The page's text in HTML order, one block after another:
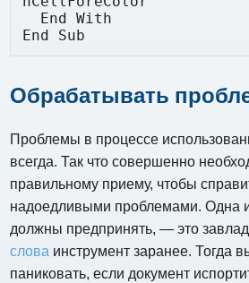
End Sub
Обрабатывать
Проблемы в процессе
всегда. Так что совершенно
правильному приему, чтобы
надоедливыми проблемами. Одна
должны предпринять, — это
слова инструмент заранее. Тогда
паниковать, если документ